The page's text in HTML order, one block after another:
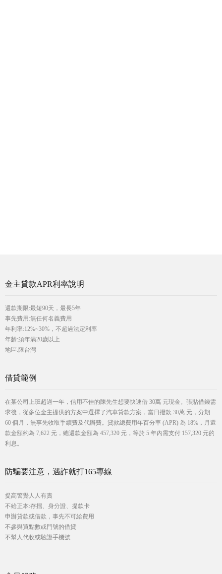
金主貸款APR利率說明
還款期限:最短90天，最長5年
事先費用:無任何名義費用
年利率:12%~30%，不超過法定利率
年齡:須年滿20歲以上
地區:限台灣
借貸範例
在某公司上班超過一年，信用不佳的陳先生想要快速借 30萬 元現金。張貼借錢需
求後，從多位金主提供的方案中選擇了汽車貸款方案，當日撥款 30萬 元，分期
60 個月，無事先收取手續費及代辦費。貸款總費用年百分率 (APR) 為 18%，月還
款金額約為 7,622 元，總還款金額為 457,320 元，等於 5 年內需支付 157,320 元的
利息。
防騙要注意，遇詐就打165專線
提高警覺人人有責
不給正本:存摺、身分證、提款卡
申辦貸款或借款，事先不可給費用
不參與買點數或門號的借貸
不幫人代收或驗證手機號